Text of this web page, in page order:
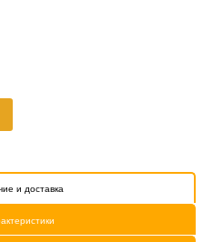
и доставка